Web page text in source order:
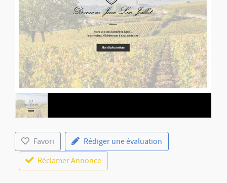
Favori
Rédiger une évaluation
Réclamer Annonce